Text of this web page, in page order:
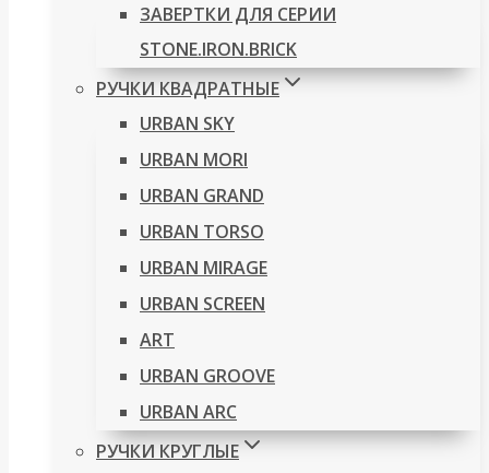
ЗАВЕРТКИ ДЛЯ СЕРИИ
STONE.IRON.BRICK
РУЧКИ КВАДРАТНЫЕ
URBAN SKY
URBAN MORI
URBAN GRAND
URBAN TORSO
URBAN MIRAGE
URBAN SCREEN
ART
URBAN GROOVE
URBAN ARC
РУЧКИ КРУГЛЫЕ